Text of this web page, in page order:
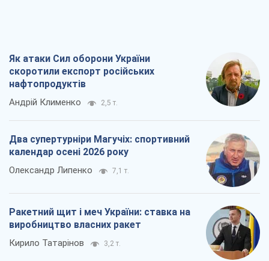
Як атаки Сил оборони України
скоротили експорт російських
нафтопродуктів
Андрій Клименко 2,5 т.
Два супертурніри Магучіх: спортивний
календар осені 2026 року
Олександр Липенко 7,1 т.
Ракетний щит і меч України: ставка на
виробництво власних ракет
Кирило Татарінов 3,2 т.